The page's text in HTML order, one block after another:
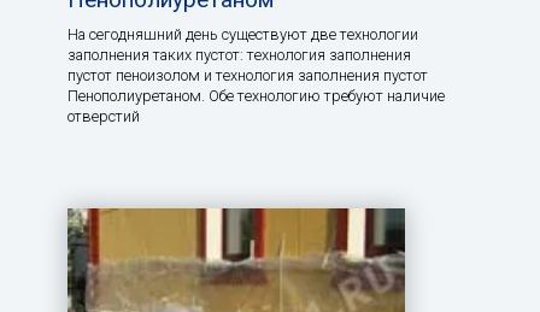
На сегодняшний день существуют две технологии
заполнения таких пустот: технология заполнения
пустот пеноизолом и технология заполнения пустот
Пенополиуретаном. Обе технологию требуют наличие
отверстий